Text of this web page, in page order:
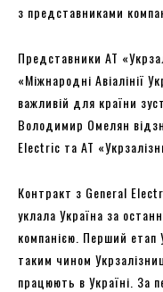
з представниками
Представники АТ
«Міжнародні Авіалінії
важливій для країни
Володимир Омелян
Electric та АТ
Контракт з General
уклала Україна за
компанією. Перший етап
таким чином
працюють в Україні. За